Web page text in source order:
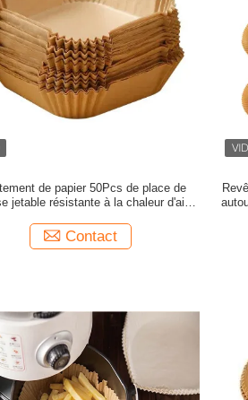
de papier 50Pcs de place de
jetable résistante à la chaleur d'air
Contact